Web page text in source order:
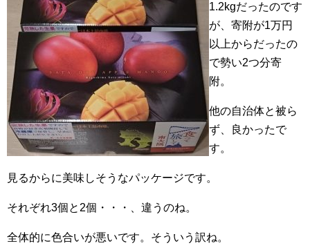
1.2kgだったのです
が、寄附が1万円
以上からだったの
で勢い2つ分寄
附。
他の自治体と被ら
ず、良かったで
す。
見るからに美味しそうなパッケージです。
それぞれ3個と2個・・・、違うのね。
全体的に色合いが悪いです。そういう訳ね。